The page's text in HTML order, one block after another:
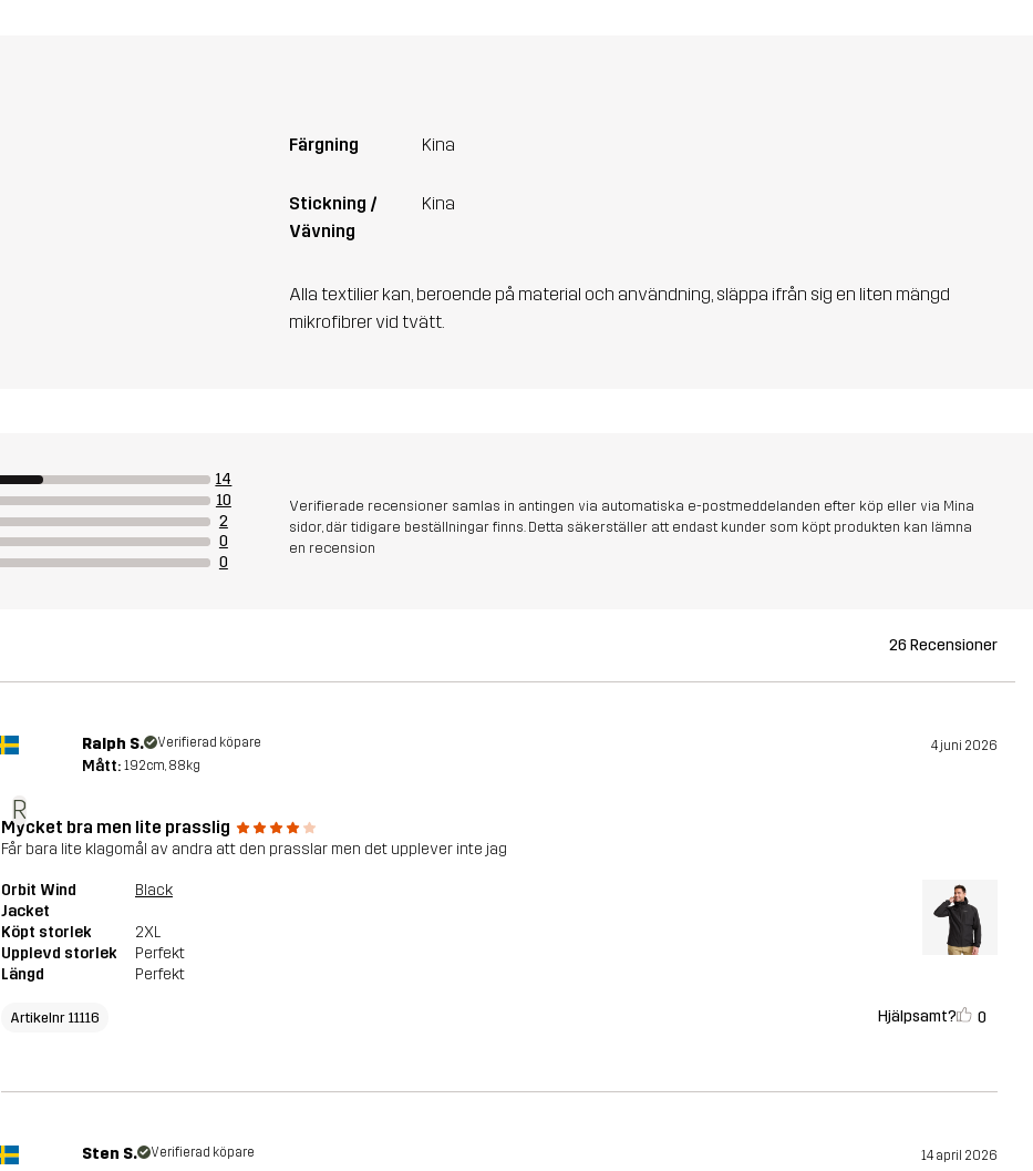
Färgning Kina
Stickning /
Vävning
Kina
Alla textilier kan, beroende på material och användning, släppa ifrån sig en liten mängd
mikrofibrer vid tvätt.
14
10
2
0
0
Verifierade recensioner samlas in antingen via automatiska e-postmeddelanden efter köp eller via Mina
sidor, där tidigare beställningar finns. Detta säkerställer att endast kunder som köpt produkten kan lämna
en recension
26 Recensioner
R
Ralph S. Verifierad köpare 4 juni 2026
Mått: 192cm, 88kg
Mycket bra men lite prasslig
Får bara lite klagomål av andra att den prasslar men det upplever inte jag
Orbit Wind
Jacket
Black
Köpt storlek
2XL
Upplevd storlek
Perfekt
Längd
Perfekt
Artikelnr 11116 Hjälpsamt? 0
Sten S. Verifierad köpare 14 april 2026